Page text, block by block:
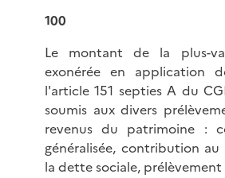
100
Le montant de la plus-
exonérée en application
l'article 151 septies A du
soumis aux divers
revenus du patrimoine :
généralisée, contribution
la dette sociale,